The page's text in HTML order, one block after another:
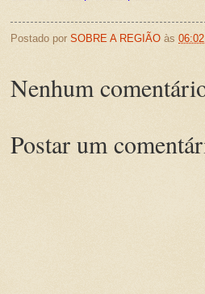
Postado por SOBRE A REGIÃO às 06:02
Nenhum
Postar um